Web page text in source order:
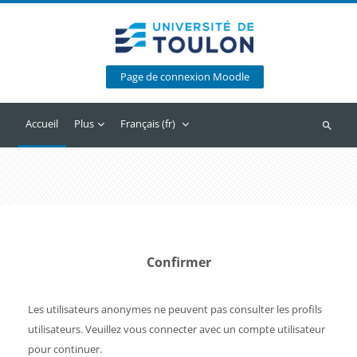
Page de connexion Moodle
Accueil Plus Français ‎(fr)‎
Confirmer
Les utilisateurs anonymes ne peuvent pas consulter les profils
utilisateurs. Veuillez vous connecter avec un compte utilisateur
pour continuer.